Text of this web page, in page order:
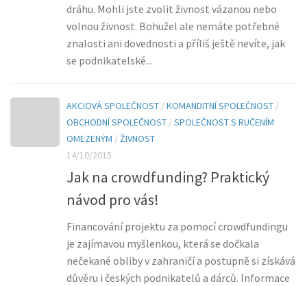
dráhu. Mohli jste zvolit živnost vázanou nebo
volnou živnost. Bohužel ale nemáte potřebné
znalosti ani dovednosti a příliš ještě nevíte, jak
se podnikatelské...
AKCIOVÁ SPOLEČNOST /KOMANDITNÍ SPOLEČNOST /
OBCHODNÍ SPOLEČNOST /SPOLEČNOST S RUČENÍM
OMEZENÝM /ŽIVNOST
14/10/2015
Jak na crowdfunding? Praktický
návod pro vás!
Financování projektu za pomocí crowdfundingu
je zajímavou myšlenkou, která se dočkala
nečekané obliby v zahraničí a postupně si získává
důvěru i českých podnikatelů a dárců. Informace